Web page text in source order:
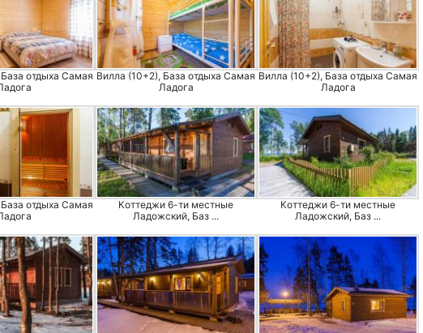
отдыха Самая Вилла (10+2), База отдыха Самая
Ладога
Вилла (10+2), База отдыха Самая
Ладога
отдыха Самая
Коттеджи 6-ти местные
Ладожский, Баз ...
Коттеджи 6-ти местные
Ладожский, Баз ...